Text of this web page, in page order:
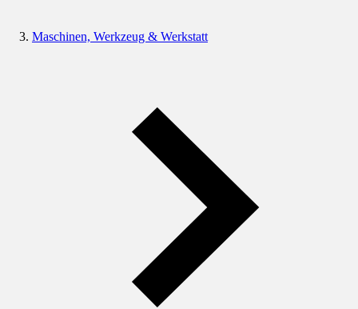
Maschinen, Werkzeug & Werkstatt